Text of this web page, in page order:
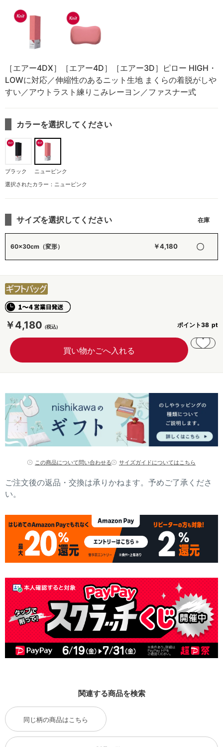
［エアー4DX］［エアー4D］［エアー3D］ピロー HIGH・
LOWに対応／伸縮性のあるニット生地 まくらの着脱がしや
すい／アウトラスト練りこみレーヨン／ファスナー式
￥4,180 ポイント38
カラーを選択してください
ブラック
ニューピンク
選択されたカラー：ニューピンク
サイズを選択してください
60×30cm（変形） ￥4,180 〇
この商品について問い合わせる サイズガイドについてはこちら
ご注文後の返品・交換は承りかねます。予めご了承くださ
い。
関連する商品を検索
同じ柄の商品はこちら